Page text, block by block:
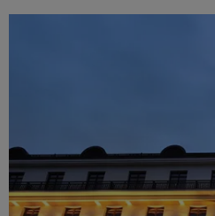
Hôtel Ermitage